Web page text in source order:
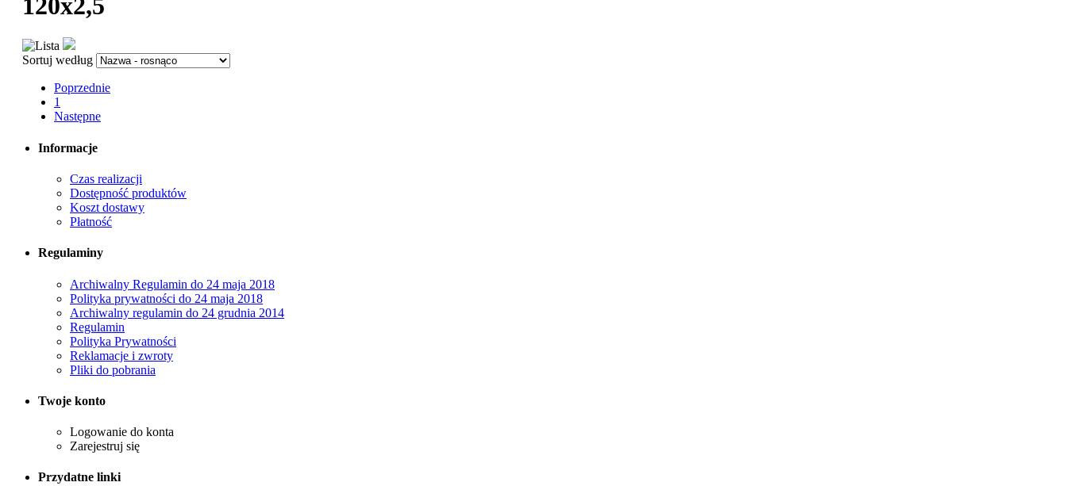
Sortuj według
Poprzednie
1
Następne
Informacje
Czas realizacji
Dostępność produktów
Koszt dostawy
Płatność
Regulaminy
Archiwalny Regulamin do 24 maja 2018
Polityka prywatności do 24 maja 2018
Archiwalny regulamin do 24 grudnia 2014
Regulamin
Polityka Prywatności
Reklamacje i zwroty
Pliki do pobrania
Twoje konto
Logowanie do konta
Zarejestruj się
Przydatne linki